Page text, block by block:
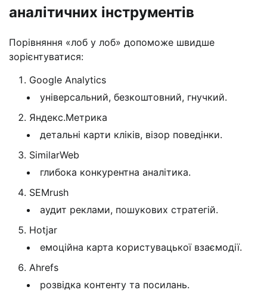
аналітичних інструментів
Порівняння «лоб у лоб» допоможе швидше
зорієнтуватися:
Google Analytics
універсальний, безкоштовний, гнучкий.
Яндекс.Метрика
детальні карти кліків, візор поведінки.
SimilarWeb
глибока конкурентна аналітика.
SEMrush
аудит реклами, пошукових стратегій.
Hotjar
емоційна карта користувацької взаємодії.
Ahrefs
розвідка контенту та посилань.